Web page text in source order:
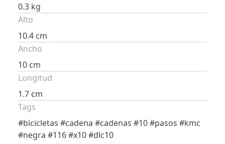
0.3 kg
Alto
10.4 cm
Ancho
10 cm
Longitud
1.7 cm
Tags
#bicicletas #cadena #cadenas #10 #pasos #kmc
#negra #116 #x10 #dlc10